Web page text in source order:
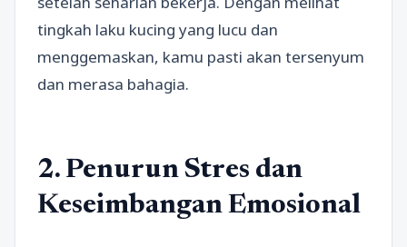
tingkah laku kucing yang lucu dan
menggemaskan, kamu pasti akan tersenyum
dan merasa bahagia.
2. Penurun Stres dan
Keseimbangan Emosional